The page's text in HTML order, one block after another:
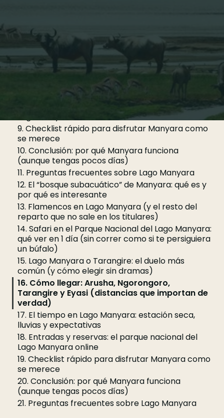
un búfalo)
5. Lago Manyara o Tarangire: el duelo más común
(y cómo elegir sin dramas)
6. Cómo llegar: Arusha, Ngorongoro, Tarangire
y Eyasi (distancias que importan de verdad)
7. El tiempo en Lago Manyara: estación seca,
lluvias y expectativas
8. Entradas y reservas: el parque nacional del
9. Checklist rápido para disfrutar Manyara como
se merece
10. Conclusión: por qué Manyara funciona
(aunque tengas pocos días)
11. Preguntas frecuentes sobre Lago Manyara
12. El “bosque subacuático” de Manyara: qué es y
por qué es interesante
13. Flamencos en Lago Manyara (y el resto del
reparto que no sale en los titulares)
14. Safari en el Parque Nacional del Lago Manyara:
qué ver en 1 día (sin correr como si te persiguiera
un búfalo)
15. Lago Manyara o Tarangire: el duelo más
común (y cómo elegir sin dramas)
16. Cómo llegar: Arusha, Ngorongoro,
Tarangire y Eyasi (distancias que importan de
verdad)
17. El tiempo en Lago Manyara: estación seca,
lluvias y expectativas
18. Entradas y reservas: el parque nacional del
Lago Manyara online
19. Checklist rápido para disfrutar Manyara como
se merece
20. Conclusión: por qué Manyara funciona
(aunque tengas pocos días)
21. Preguntas frecuentes sobre Lago Manyara